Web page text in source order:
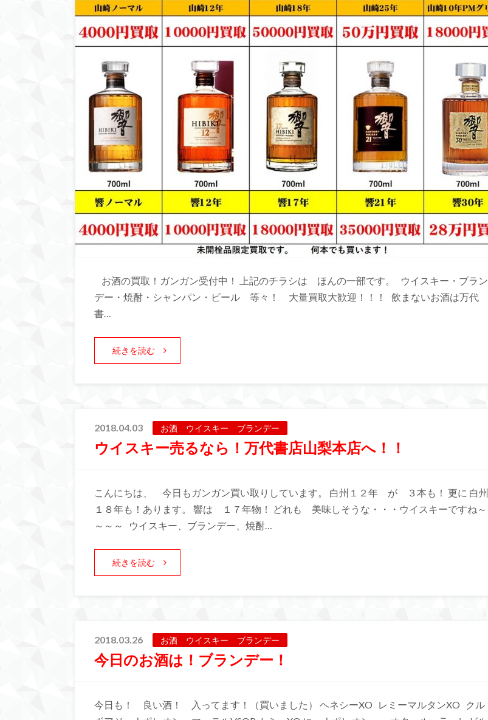
お酒の買取！ガンガン受付中！ 上記のチラシは ほんの一部です。 ウイスキー・ブラン
デー・焼酎・シャンパン・ビール 等々！ 大量買取大歓迎！！！ 飲まないお酒は万代
書…
続きを読む
2018.04.03 お酒 ウイスキー ブランデー
ウイスキー売るなら！万代書店山梨本店へ！！
こんにちは、 今日もガンガン買い取りしています。 白州１２年 が ３本も！ 更に 白州
１８年も！あります。 響は １７年物！ どれも 美味しそうな・・・ウイスキーですね～
～～～ ウイスキー、ブランデー、焼酎…
続きを読む
2018.03.26 お酒 ウイスキー ブランデー
今日のお酒は！ブランデー！
今日も！ 良い酒！ 入ってます！（買いました） ヘネシーXO レミーマルタンXO クル